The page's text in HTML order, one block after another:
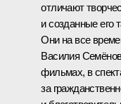
отличают
и созданные его
Они на все
Василия
фильмах, в
за